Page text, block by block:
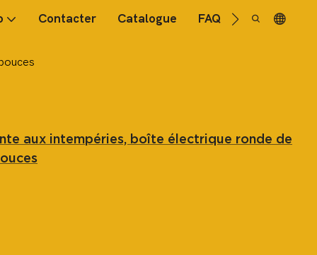
Contacter Catalogue FAQ
aux intempéries, boîte électrique ronde de